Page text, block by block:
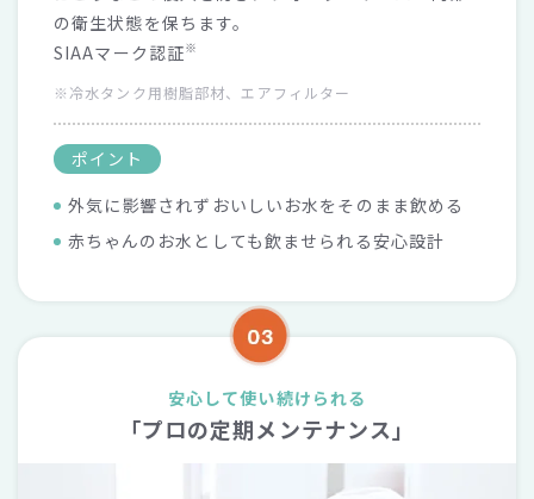
の衛生状態を保ちます。
SIAAマーク認証※
※冷水タンク用樹脂部材、エアフィルター
ポイント
外気に影響されずおいしいお水をそのまま飲める
赤ちゃんのお水としても飲ませられる安心設計
安心して使い続けられる
「プロの定期メンテナンス」